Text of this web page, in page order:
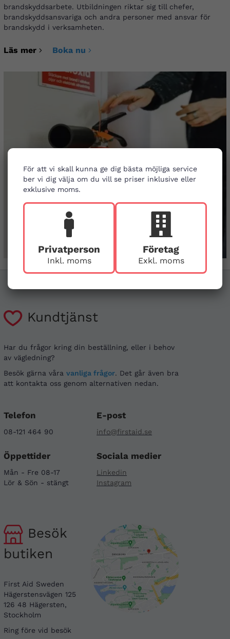
För att vi skall kunna ge dig bästa möjliga service
ber vi dig välja om du vill se priser inklusive eller
exklusive moms.
Privatperson
Inkl. moms
Företag
Exkl. moms
brandskyddsarbete. Utbildningen riktar sig till chefer,
brandskyddsansvariga och andra personer med ansvar för
brandskydd i verksamheten.
Läs mer Boka nu
Kundtjänst
Har du frågor kring din beställning, eller i behov
av vägledning?
Besök gärna våra vanliga frågor. Det går även bra
att kontakta oss genom alternativen nedan.
Telefon
08-121 464 90
E-post
info@firstaid.se
Öppettider
Mån - Fre 08-17
Lör & Sön - stängt
Sociala medier
Linkedin
Instagram
Besök
butiken
First Aid Sweden
Hägerstensvägen 125
126 48 Hägersten,
Stockholm
Ring före vid besök